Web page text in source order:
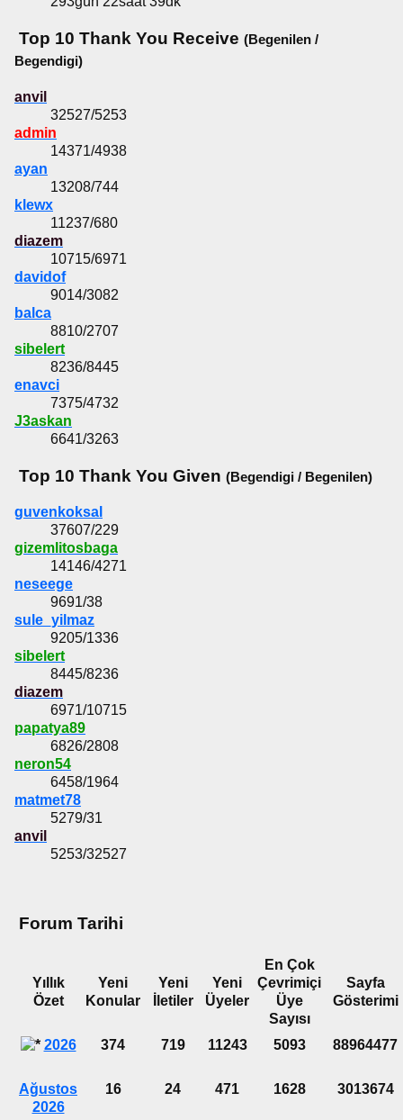
Top 10 Thank You Receive (Begenilen /
Begendigi)
anvil
32527/5253
admin
14371/4938
ayan
13208/744
klewx
11237/680
diazem
10715/6971
davidof
9014/3082
balca
8810/2707
sibelert
8236/8445
enavci
7375/4732
J3askan
6641/3263
Top 10 Thank You Given (Begendigi / Begenilen)
guvenkoksal
37607/229
gizemlitosbaga
14146/4271
neseege
9691/38
sule_yilmaz
9205/1336
sibelert
8445/8236
diazem
6971/10715
papatya89
6826/2808
neron54
6458/1964
matmet78
5279/31
anvil
5253/32527
Forum Tarihi
Yıllık
Özet
Yeni
Konular
Yeni
İletiler
Yeni
Üyeler
En Çok
Çevrimiçi
Üye
Sayısı
Sayfa
Gösterimi
2026 374 719 11243 5093 88964477
Ağustos
2026
16 24 471 1628 3013674